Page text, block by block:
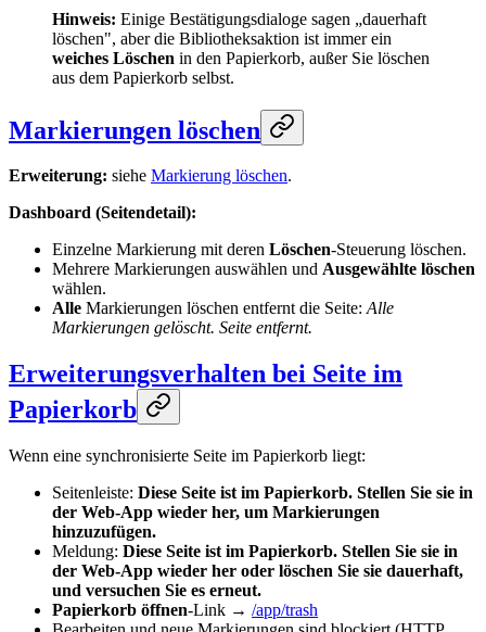
Hinweis: Einige Bestätigungsdialoge sagen „dauerhaft
löschen", aber die Bibliotheksaktion ist immer ein
weiches Löschen in den Papierkorb, außer Sie löschen
aus dem Papierkorb selbst.
Markierungen löschen
Erweiterung: siehe Markierung löschen.
Dashboard (Seitendetail):
Einzelne Markierung mit deren Löschen-Steuerung löschen.
Mehrere Markierungen auswählen und Ausgewählte löschen
wählen.
Alle Markierungen löschen entfernt die Seite:Alle
Markierungen gelöscht. Seite entfernt.
Erweiterungsverhalten bei Seite im
Papierkorb
Wenn eine synchronisierte Seite im Papierkorb liegt:
Seitenleiste: Diese Seite ist im Papierkorb. Stellen Sie sie in
der Web-App wieder her, um Markierungen
hinzuzufügen.
Meldung: Diese Seite ist im Papierkorb. Stellen Sie sie in
der Web-App wieder her oder löschen Sie sie dauerhaft,
und versuchen Sie es erneut.
Papierkorb öffnen-Link → /app/trash